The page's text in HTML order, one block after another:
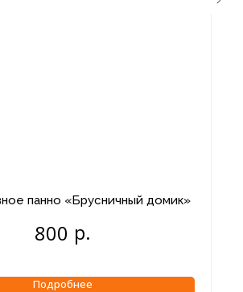
панно «Брусничный домик»
800 р.
Подробнее